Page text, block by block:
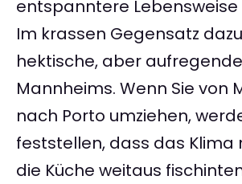
entspanntere
Im krassen Gegensatz
hektische, aber
Mannheims. Wenn Sie von
nach Porto umziehen,
feststellen, dass das Klima
die Küche weitaus